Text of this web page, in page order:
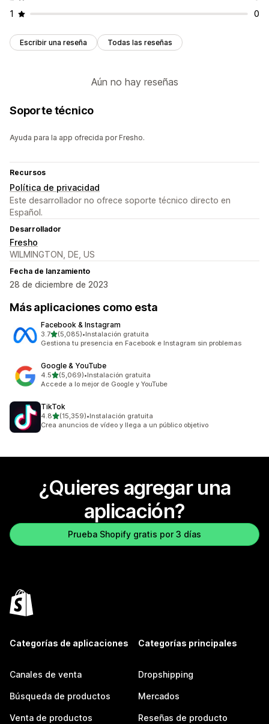
Costo por adquisición
1
0
Escribir una reseña Todas las reseñas
Aún no hay reseñas
Soporte técnico
Ayuda para la app ofrecida por Fresho.
Recursos
Política de privacidad
Este desarrollador no ofrece soporte técnico directo en
Español.
Desarrollador
Fresho
WILMINGTON, DE, US
Fecha de lanzamiento
28 de diciembre de 2023
Más aplicaciones como esta
Facebook & Instagram
3.7de 5 estrellas
(5,085)
5085 reseñas en total
•Instalación gratuita
Gestiona tu presencia en Facebook e Instagram sin problemas
Google & YouTube
4.5de 5 estrellas
(5,069)
5069 reseñas en total
•Instalación gratuita
Accede a lo mejor de Google y YouTube
TikTok
4.8de 5 estrellas
(15,359)
15359 reseñas en total
•Instalación gratuita
Crea anuncios de vídeo y llega a un público objetivo
¿Quieres agregar una
aplicación?
Prueba Shopify gratis por 3 días
Categorías de aplicaciones
Canales de venta
Búsqueda de productos
Venta de productos
Categorías principales
Dropshipping
Mercados
Reseñas de producto